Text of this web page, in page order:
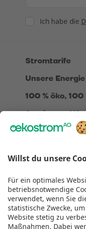
ConsentIch habe die
Wir sind
TÜV
Stromtarife
Unsere Energie
100 % öko, 100
Service und
Über Uns